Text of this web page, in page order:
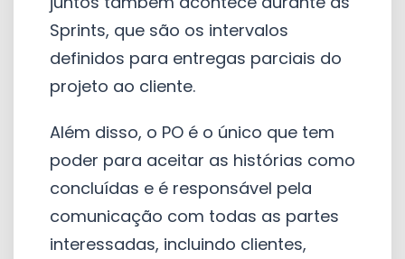
Sprints, que são os intervalos
definidos para entregas parciais do
projeto ao cliente.
Além disso, o PO é o único que tem
poder para aceitar as histórias como
concluídas e é responsável pela
comunicação com todas as partes
interessadas, incluindo clientes,